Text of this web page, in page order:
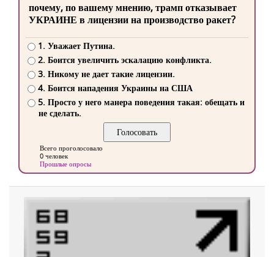
почему, по вашему мнению, трамп отказывает
УКРАИНЕ в лицензии на производство ракет?
1. Уважает Путина.
2. Боится увеличить эскалацию конфликта.
3. Никому не дает такие лицензии.
4. Боится нападения Украины на США
5. Просто у него манера поведения такая: обещать и
не сделать.
Всего проголосовало
0 человек
Прошлые опросы